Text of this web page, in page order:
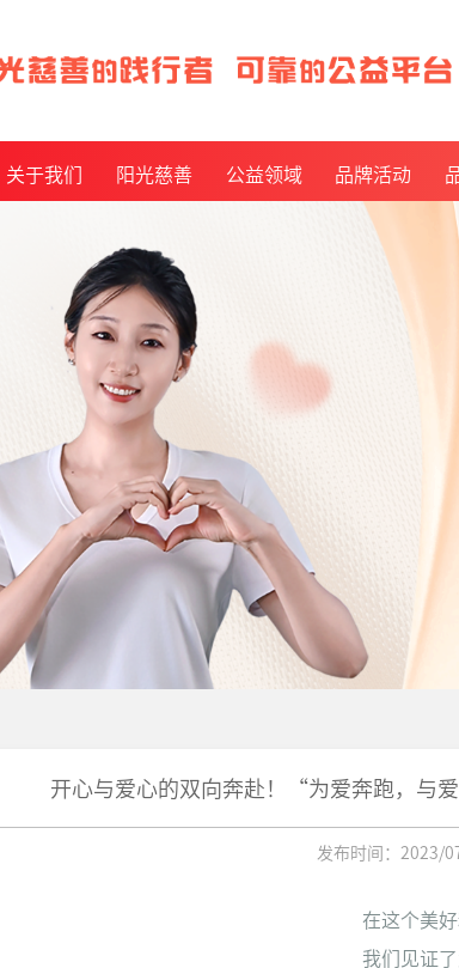
关于我们
发起人介绍
理事会及监事会
基金会章程制度
资质证书
阳光慈善
月度报告
审计报告
公开采购及招募
公益领域
救病助医
美好社区
乡村振兴
公益倡导
赋能发展
生态环保
应急救灾
品牌活动
开心与爱心的双向奔赴！“为爱奔跑，与
发布时间：2023/
在这个美好
我们见证了